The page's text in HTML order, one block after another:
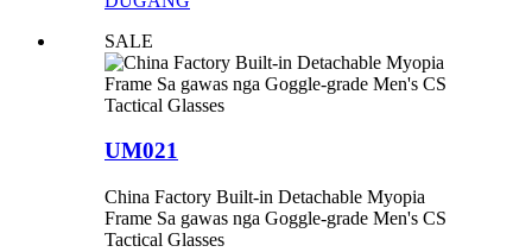
SALE
UM021
China Factory Built-in Detachable Myopia
Frame Sa gawas nga Goggle-grade Men's CS
Tactical Glasses